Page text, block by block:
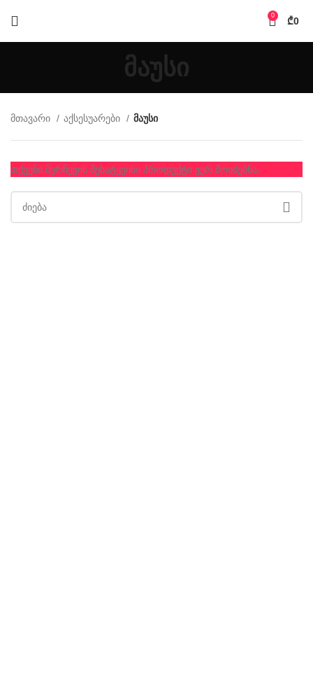
0 ₾0
მაუსი
მთავარი აქსესუარები მაუსი
თქვენი შერჩევის შესატყვისი პროდუქტი ვერ მოიძებნა.